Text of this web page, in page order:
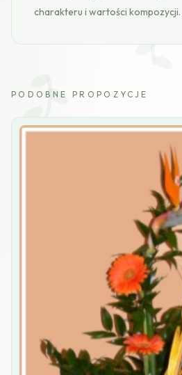
charakteru i wartości kompozycji.
PODOBNE PROPOZYCJE